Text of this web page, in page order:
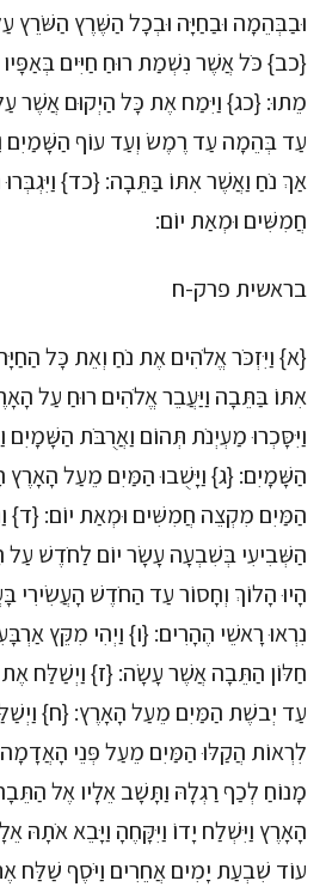
וּבַבְּהֵמָה וּבַחַיָּה וּבְכָל הַשֶּׁרֶץ הַשֹּׁרֵץ
{כב} כֹּל אֲשֶׁר נִשְׁמַת רוּחַ חַיִּים
מֵתוּ: {כג} וַיִּמַח אֶת כָּל הַיְקוּם אֲשֶׁר
עַד בְּהֵמָה עַד רֶמֶשׂ וְעַד עוֹף הַשָּׁמַיִם
אַךְ נֹחַ וַאֲשֶׁר אִתּוֹ בַּתֵּבָה: {כד}
חֲמִשִּׁים וּמְאַת יוֹם:
בראשית פרק-ח
{א} וַיִּזְכֹּר אֱלֹהִים אֶת נֹחַ וְאֵת כָּל
אִתּוֹ בַּתֵּבָה וַיַּעֲבֵר אֱלֹהִים רוּחַ עַל
וַיִּסָּכְרוּ מַעְיְנֹת תְּהוֹם וַאֲרֻבֹּת הַשָּׁמָיִם
הַשָּׁמָיִם: {ג} וַיָּשֻׁבוּ הַמַּיִם מֵעַל הָאָרֶץ
הַמַּיִם מִקְצֵה חֲמִשִּׁים וּמְאַת יוֹם:
הַשְּׁבִיעִי בְּשִׁבְעָה עָשָׂר יוֹם לַחֹדֶשׁ עַל
הָיוּ הָלוֹךְ וְחָסוֹר עַד הַחֹדֶשׁ הָעֲשִׂירִי
נִרְאוּ רָאשֵׁי הֶהָרִים: {ו} וַיְהִי מִקֵּץ
חַלּוֹן הַתֵּבָה אֲשֶׁר עָשָׂה: {ז} וַיְשַׁלַּח אֶת
עַד יְבשֶׁת הַמַּיִם מֵעַל הָאָרֶץ: {ח}
לִרְאוֹת הֲקַלּוּ הַמַּיִם מֵעַל פְּנֵי
מָנוֹחַ לְכַף רַגְלָהּ וַתָּשָׁב אֵלָיו אֶל
הָאָרֶץ וַיִּשְׁלַח יָדוֹ וַיִּקָּחֶהָ וַיָּבֵא אֹתָהּ
עוֹד שִׁבְעַת יָמִים אֲחֵרִים וַיֹּסֶף שַׁלַּח